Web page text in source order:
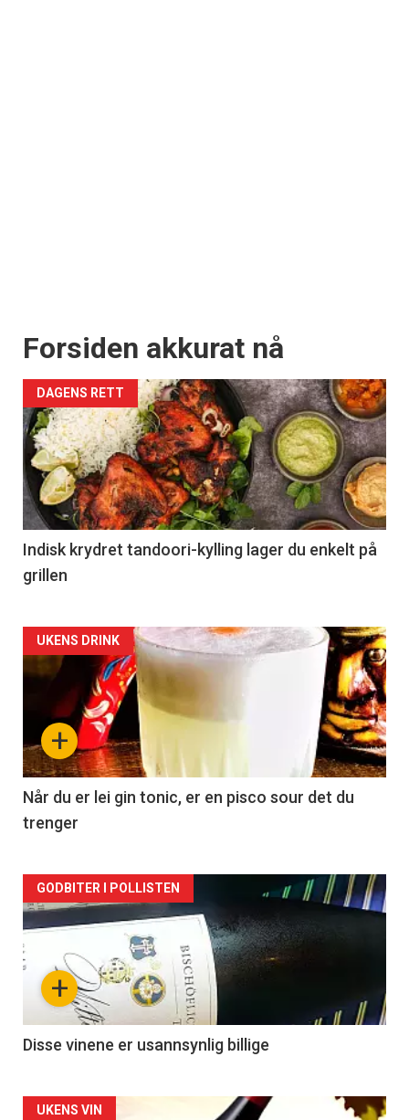
Forsiden akkurat nå
DAGENS RETT
Indisk krydret tandoori-kylling lager du enkelt på
grillen
Forsiden
akkurat
nå
-
2
+
UKENS DRINK
Når du er lei gin tonic, er en pisco sour det du
trenger
Forsiden
akkurat
nå
3
+
GODBITER I POLLISTEN
Disse vinene er usannsynlig billige
UKENS VIN